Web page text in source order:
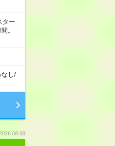
ター
。
し/